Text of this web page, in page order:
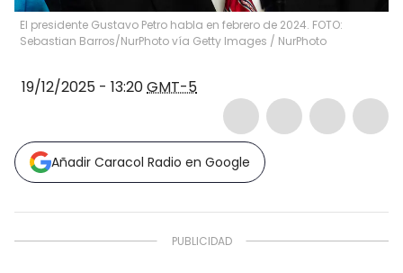
El presidente Gustavo Petro habla en febrero de 2024. FOTO:
Sebastian Barros/NurPhoto vía Getty Images / NurPhoto
19/12/2025 - 13:20GMT-5
Añadir Caracol Radio en Google